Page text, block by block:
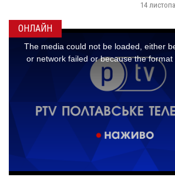
14 листопада 2025
ОНЛАЙН